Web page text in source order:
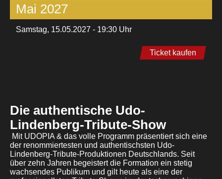
Mai 2027
Samstag, 15.05.2027 - 19:30 Uhr
Ticket kaufen
Die authentische Udo-
Lindenberg-Tribute-Show
Mit UDOPIA & das volle Programm präsentiert sich eine
der renommiertesten und authentischsten Udo-
Lindenberg-Tribute-Produktionen Deutschlands. Seit
über zehn Jahren begeistert die Formation ein stetig
wachsendes Publikum und gilt heute als eine der